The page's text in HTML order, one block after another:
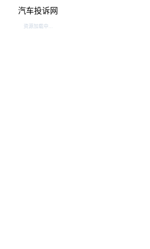
汽车投诉网
资源加载中...